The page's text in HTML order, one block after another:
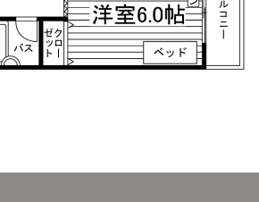
7分）→『博多』→（バス48分）
観光専門学校 電車
7分
ゆたか線7分）→『博多』
ション大学校